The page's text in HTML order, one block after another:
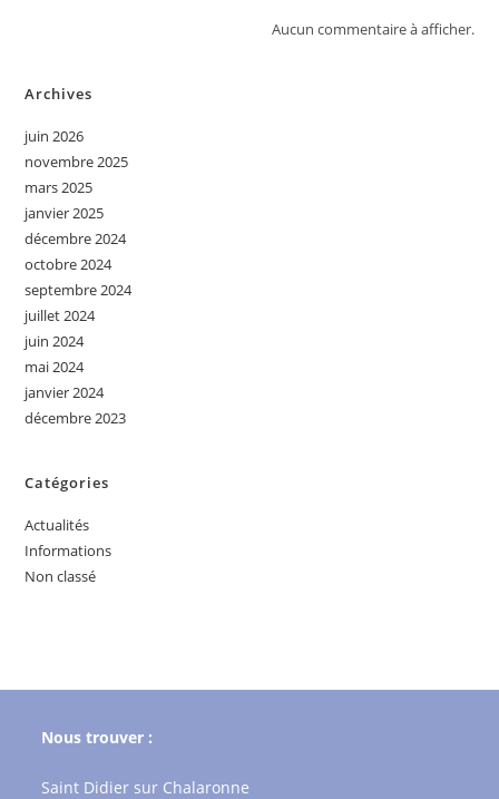
Aucun commentaire à afficher.
Archives
juin 2026
novembre 2025
mars 2025
janvier 2025
décembre 2024
octobre 2024
septembre 2024
juillet 2024
juin 2024
mai 2024
janvier 2024
décembre 2023
Catégories
Actualités
Informations
Non classé
Nous trouver :
Saint Didier sur Chalaronne